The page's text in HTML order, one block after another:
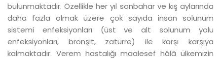
bulunmaktadır. Özellikle her yıl sonbahar ve kış aylarında
daha fazla olmak üzere çok sayıda insan solunum
sistemi enfeksiyonları (üst ve alt solunum yolu
enfeksiyonları, bronşit, zatürre) ile karşı karşıya
kalmaktadır. Verem hastalığı maalesef hâlâ ülkemizin